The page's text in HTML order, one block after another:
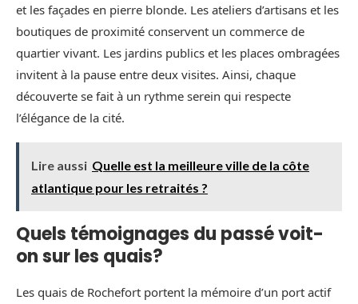
et les façades en pierre blonde. Les ateliers d’artisans et les
boutiques de proximité conservent un commerce de
quartier vivant. Les jardins publics et les places ombragées
invitent à la pause entre deux visites. Ainsi, chaque
découverte se fait à un rythme serein qui respecte
l’élégance de la cité.
Lire aussi Quelle est la meilleure ville de la côte
atlantique pour les retraités ?
Quels témoignages du passé voit-
on sur les quais?
Les quais de Rochefort portent la mémoire d’un port actif